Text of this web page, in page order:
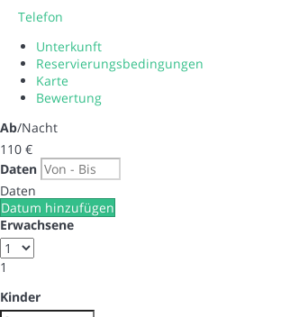
Telefon
Unterkunft
Reservierungsbedingungen
Karte
Bewertung
Ab/Nacht
110 €
Daten
Daten
Datum hinzufügen
Erwachsene
1
Kinder